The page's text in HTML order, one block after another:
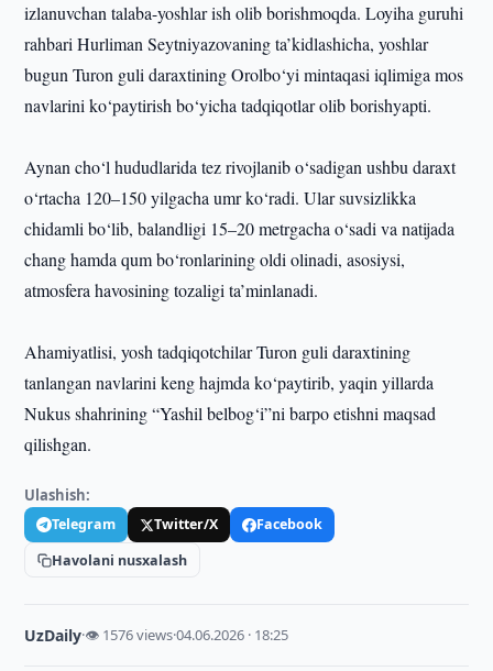
izlanuvchan talaba-yoshlar ish olib borishmoqda. Loyiha guruhi
rahbari Hurliman Seytniyazovaning ta’kidlashicha, yoshlar
bugun Turon guli daraxtining Orolbo‘yi mintaqasi iqlimiga mos
navlarini ko‘paytirish bo‘yicha tadqiqotlar olib borishyapti.
Aynan cho‘l hududlarida tez rivojlanib o‘sadigan ushbu daraxt
o‘rtacha 120–150 yilgacha umr ko‘radi. Ular suvsizlikka
chidamli bo‘lib, balandligi 15–20 metrgacha o‘sadi va natijada
chang hamda qum bo‘ronlarining oldi olinadi, asosiysi,
atmosfera havosining tozaligi ta’minlanadi.
Ahamiyatlisi, yosh tadqiqotchilar Turon guli daraxtining
tanlangan navlarini keng hajmda ko‘paytirib, yaqin yillarda
Nukus shahrining “Yashil belbog‘i”ni barpo etishni maqsad
qilishgan.
Ulashish:
Telegram Twitter/X
Facebook
Havolani nusxalash
UzDaily·👁 1576 views·04.06.2026 · 18:25